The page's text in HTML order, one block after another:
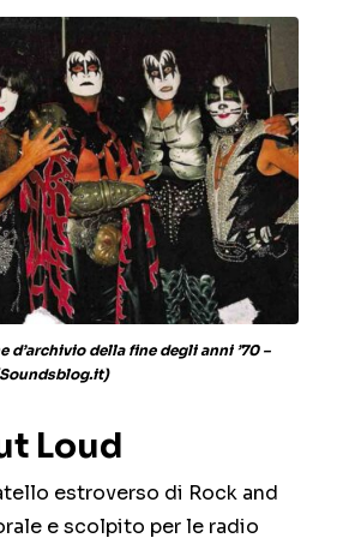
d’archivio della fine degli anni ’70 –
Loud
estroverso di Rock and
e scolpito per le radio